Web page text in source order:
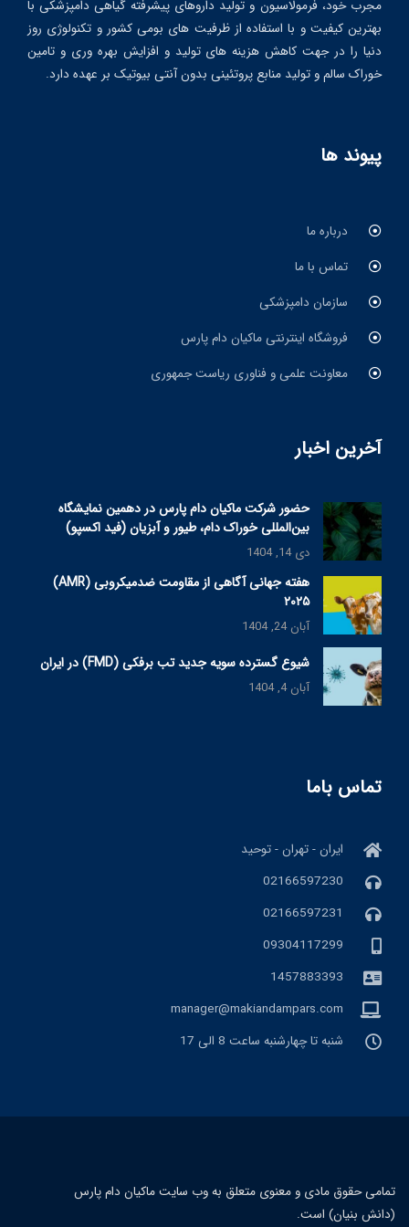
مجرب خود، فرمولاسیون و تولید داروهای پیشرفته گیاهی دامپزشکی با
بهترین کیفیت و با استفاده از ظرفیت های بومی کشور و تکنولوژی روز
دنیا را در جهت کاهش هزینه های تولید و افزایش بهره وری و تامین
خوراک سالم و تولید منابع پروتئینی بدون آنتی بیوتیک بر عهده دارد.
پیوند ها
درباره ما
تماس با ما
سازمان دامپزشکی
فروشگاه اینترنتی ماکیان دام پارس
معاونت علمی و فناوری ریاست جمهوری
آخرین اخبار
حضور شرکت ماکیان دام پارس در دهمین نمایشگاه
بین‌المللی خوراک دام، طیور و آبزیان (فید اکسپو)
دی 14, 1404
هفته جهانی آگاهی از مقاومت ضدمیکروبی (AMR)
۲۰۲۵
آبان 24, 1404
شیوع گسترده سویه جدید تب برفکی (FMD) در ایران
آبان 4, 1404
تماس باما
ایران - تهران - توحید
02166597230
02166597231
09304117299
1457883393
manager@makiandampars.com
شنبه تا چهارشنبه ساعت 8 الی 17
حقوق مادی و معنوی متعلق به وب سایت ماکیان دام پارس
بنیان) است.